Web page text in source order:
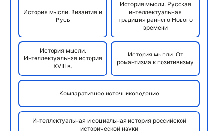
История мысли. Византия и
Русь
История мысли. Русская
интеллектуальная
традиция раннего Нового
времени
История мысли.
Интеллектуальная история
XVIII в.
История мысли. От
романтизма к позитивизму
Компаративное источниковедение
Интеллектуальная и социальная история российской
исторической науки